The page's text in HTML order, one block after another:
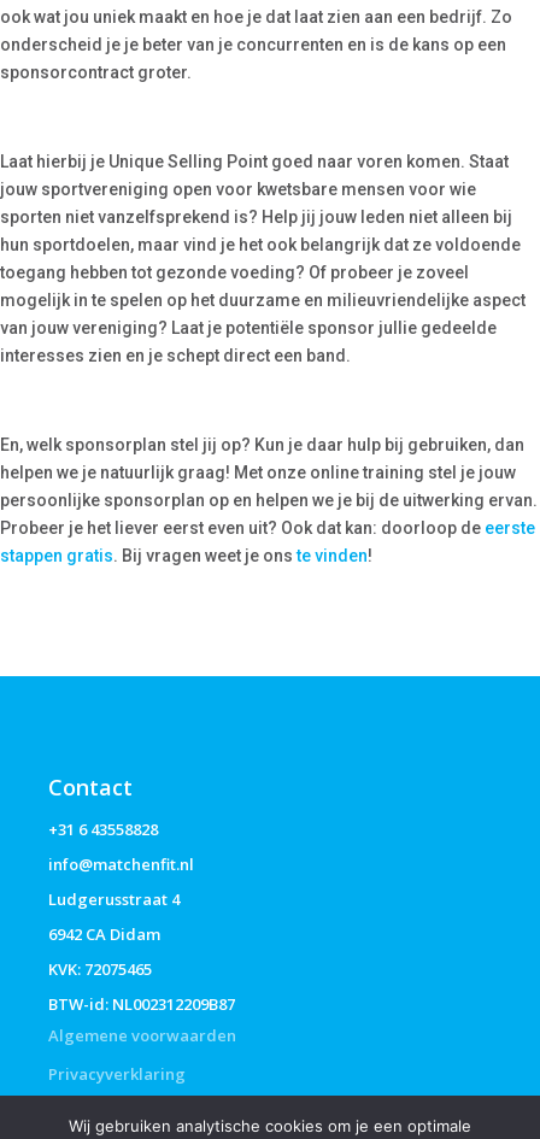
ook wat jou uniek maakt en hoe je dat laat zien aan een bedrijf. Zo
onderscheid je je beter van je concurrenten en is de kans op een
sponsorcontract groter.
Laat hierbij je Unique Selling Point goed naar voren komen. Staat
jouw sportvereniging open voor kwetsbare mensen voor wie
sporten niet vanzelfsprekend is? Help jij jouw leden niet alleen bij
hun sportdoelen, maar vind je het ook belangrijk dat ze voldoende
toegang hebben tot gezonde voeding? Of probeer je zoveel
mogelijk in te spelen op het duurzame en milieuvriendelijke aspect
van jouw vereniging? Laat je potentiële sponsor jullie gedeelde
interesses zien en je schept direct een band.
En, welk sponsorplan stel jij op? Kun je daar hulp bij gebruiken, dan
helpen we je natuurlijk graag! Met onze online training stel je jouw
persoonlijke sponsorplan op en helpen we je bij de uitwerking ervan.
Probeer je het liever eerst even uit? Ook dat kan: doorloop de eerste
stappen gratis. Bij vragen weet je onste vinden!
Contact
+31 6 43558828
info@matchenfit.nl
Ludgerusstraat 4
6942 CA Didam
KVK: 72075465
BTW-id: NL002312209B87
Algemene voorwaarden
Privacyverklaring
Wij gebruiken analytische cookies om je een optimale